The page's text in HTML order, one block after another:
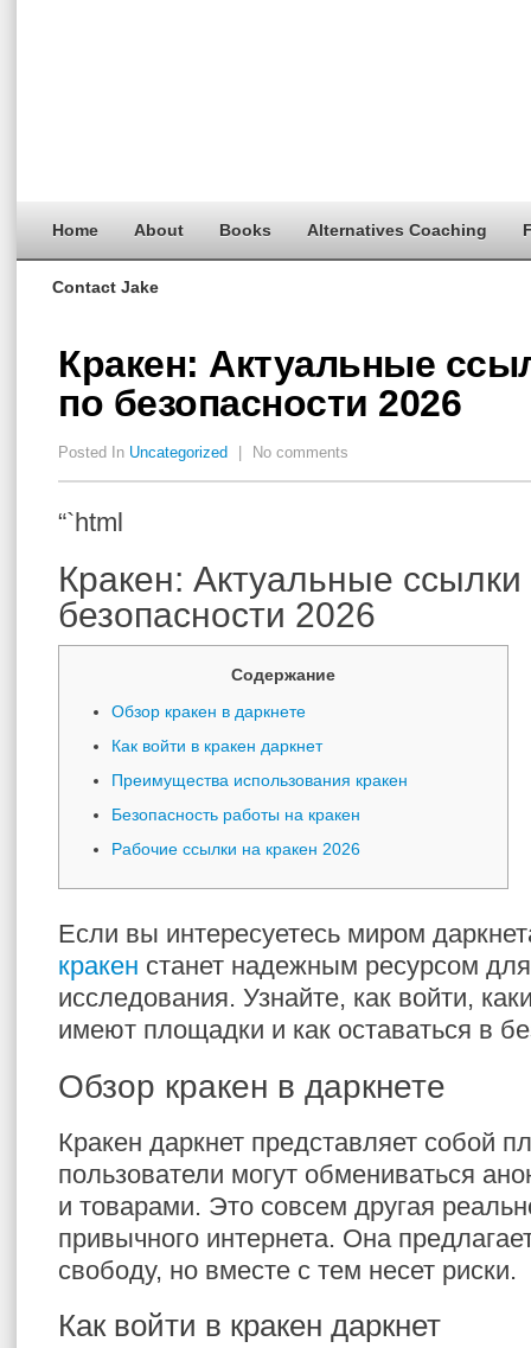
Home About Books Alternatives Coaching
Contact Jake
Кракен: Актуальные
по безопасности 2026
Posted In Uncategorized No comments
“`html
Кракен: Актуальные
безопасности 2026
Содержание
Обзор кракен в даркнете
Как войти в кракен даркнет
Преимущества использования кракен
Безопасность работы на кракен
Рабочие ссылки на кракен 2026
Если вы интересуетесь миром
кракен станет надежным ресурсом
исследования. Узнайте, как войти,
имеют площадки и как оставаться в
Обзор кракен в даркнете
Кракен даркнет представляет собой
пользователи могут обмениваться
и товарами. Это совсем другая
привычного интернета. Она
свободу, но вместе с тем несет риски.
Как войти в кракен даркнет